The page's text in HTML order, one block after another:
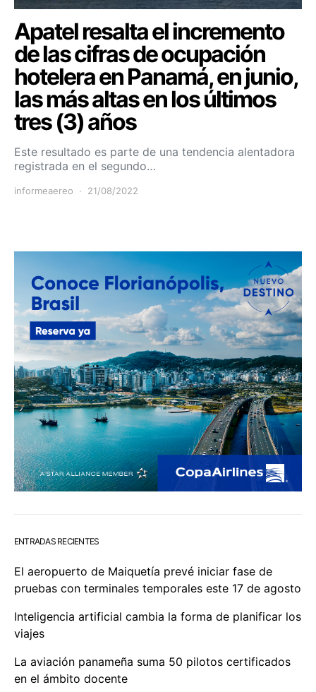
Apatel resalta el incremento
de las cifras de ocupación
hotelera en Panamá, en junio,
las más altas en los últimos
tres (3) años
Este resultado es parte de una tendencia alentadora
registrada en el segundo…
informeaereo 21/08/2022
ENTRADAS RECIENTES
El aeropuerto de Maiquetía prevé iniciar fase de
pruebas con terminales temporales este 17 de agosto
Inteligencia artificial cambia la forma de planificar los
viajes
La aviación panameña suma 50 pilotos certificados
en el ámbito docente